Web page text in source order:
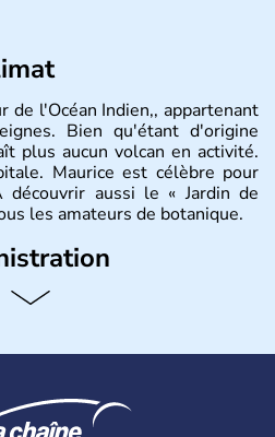
de l'Océan Indien,, appartenant
Bien qu'étant d'origine
plus aucun volcan en activité.
Maurice est célèbre pour
aussi le « Jardin de
les amateurs de botanique.
partie des traditions de l’
ledodo, ce fameux oiseau
Lewis Carollpour « Alice au